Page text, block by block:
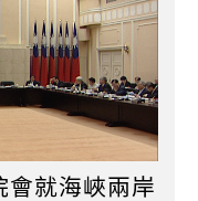
會就海峽兩岸